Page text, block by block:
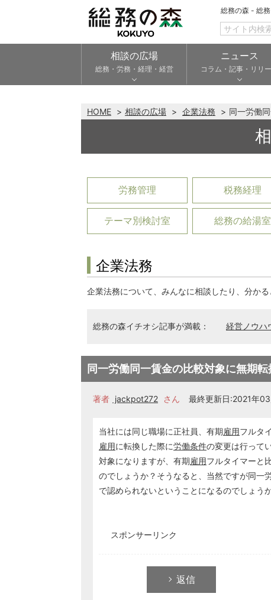
総務の森 - 総務
相談の広場
総務・労務・経理・経営
ニュース
コラム・記事・リリ
HOME 相談の広場 企業法務 同一労働
労務管理 税務経理
テーマ別検討室 総務の給湯室
企業法務
企業法務について、みんなに相談したり、分か
総務の森イチオシ記事が満載： 経営ノウハ
同一労働同一賃金の比較対象に無期
著者 jackpot272 さん 最終更新日:2021年
当社には同じ職場に正社員、有期雇用フルタ
雇用に転換した際に労働条件の変更は行って
対象になりますが、有期雇用フルタイマーと
のでしょうか？そうなると、当然ですが同一
で認められないということになるのでしょう
スポンサーリンク
返信